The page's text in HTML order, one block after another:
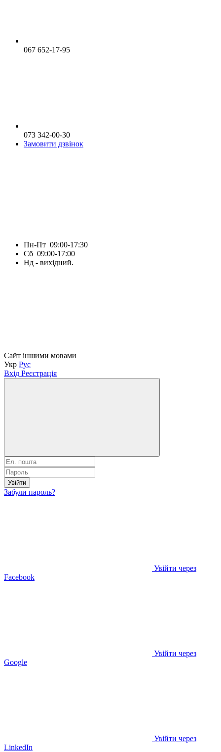
067 652-17-95
073 342-00-30
Замовити дзвінок
Пн-Пт 09:00-17:30
Сб 09:00-17:00
Нд - вихідний.
Сайт іншими мовами
Укр Рус
Вхід Реєстрація
Увійти
Забули пароль?
Увійти через
Facebook
Увійти через
Google
Увійти через
LinkedIn